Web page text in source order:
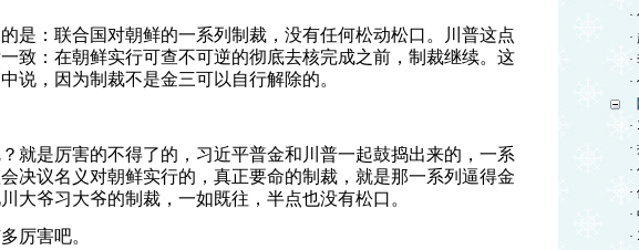
是：联合国对朝鲜的一系列制裁，没有任何松动松口。川普这点
致：在朝鲜实行可查不可逆的彻底去核完成之前，制裁继续。这
说，因为制裁不是金三可以自行解除的。
就是厉害的不得了的，习近平普金和川普一起鼓捣出来的，一系
决议名义对朝鲜实行的，真正要命的制裁，就是那一系列逼得金
大爷习大爷的制裁，一如既往，半点也没有松口。
厉害吧。